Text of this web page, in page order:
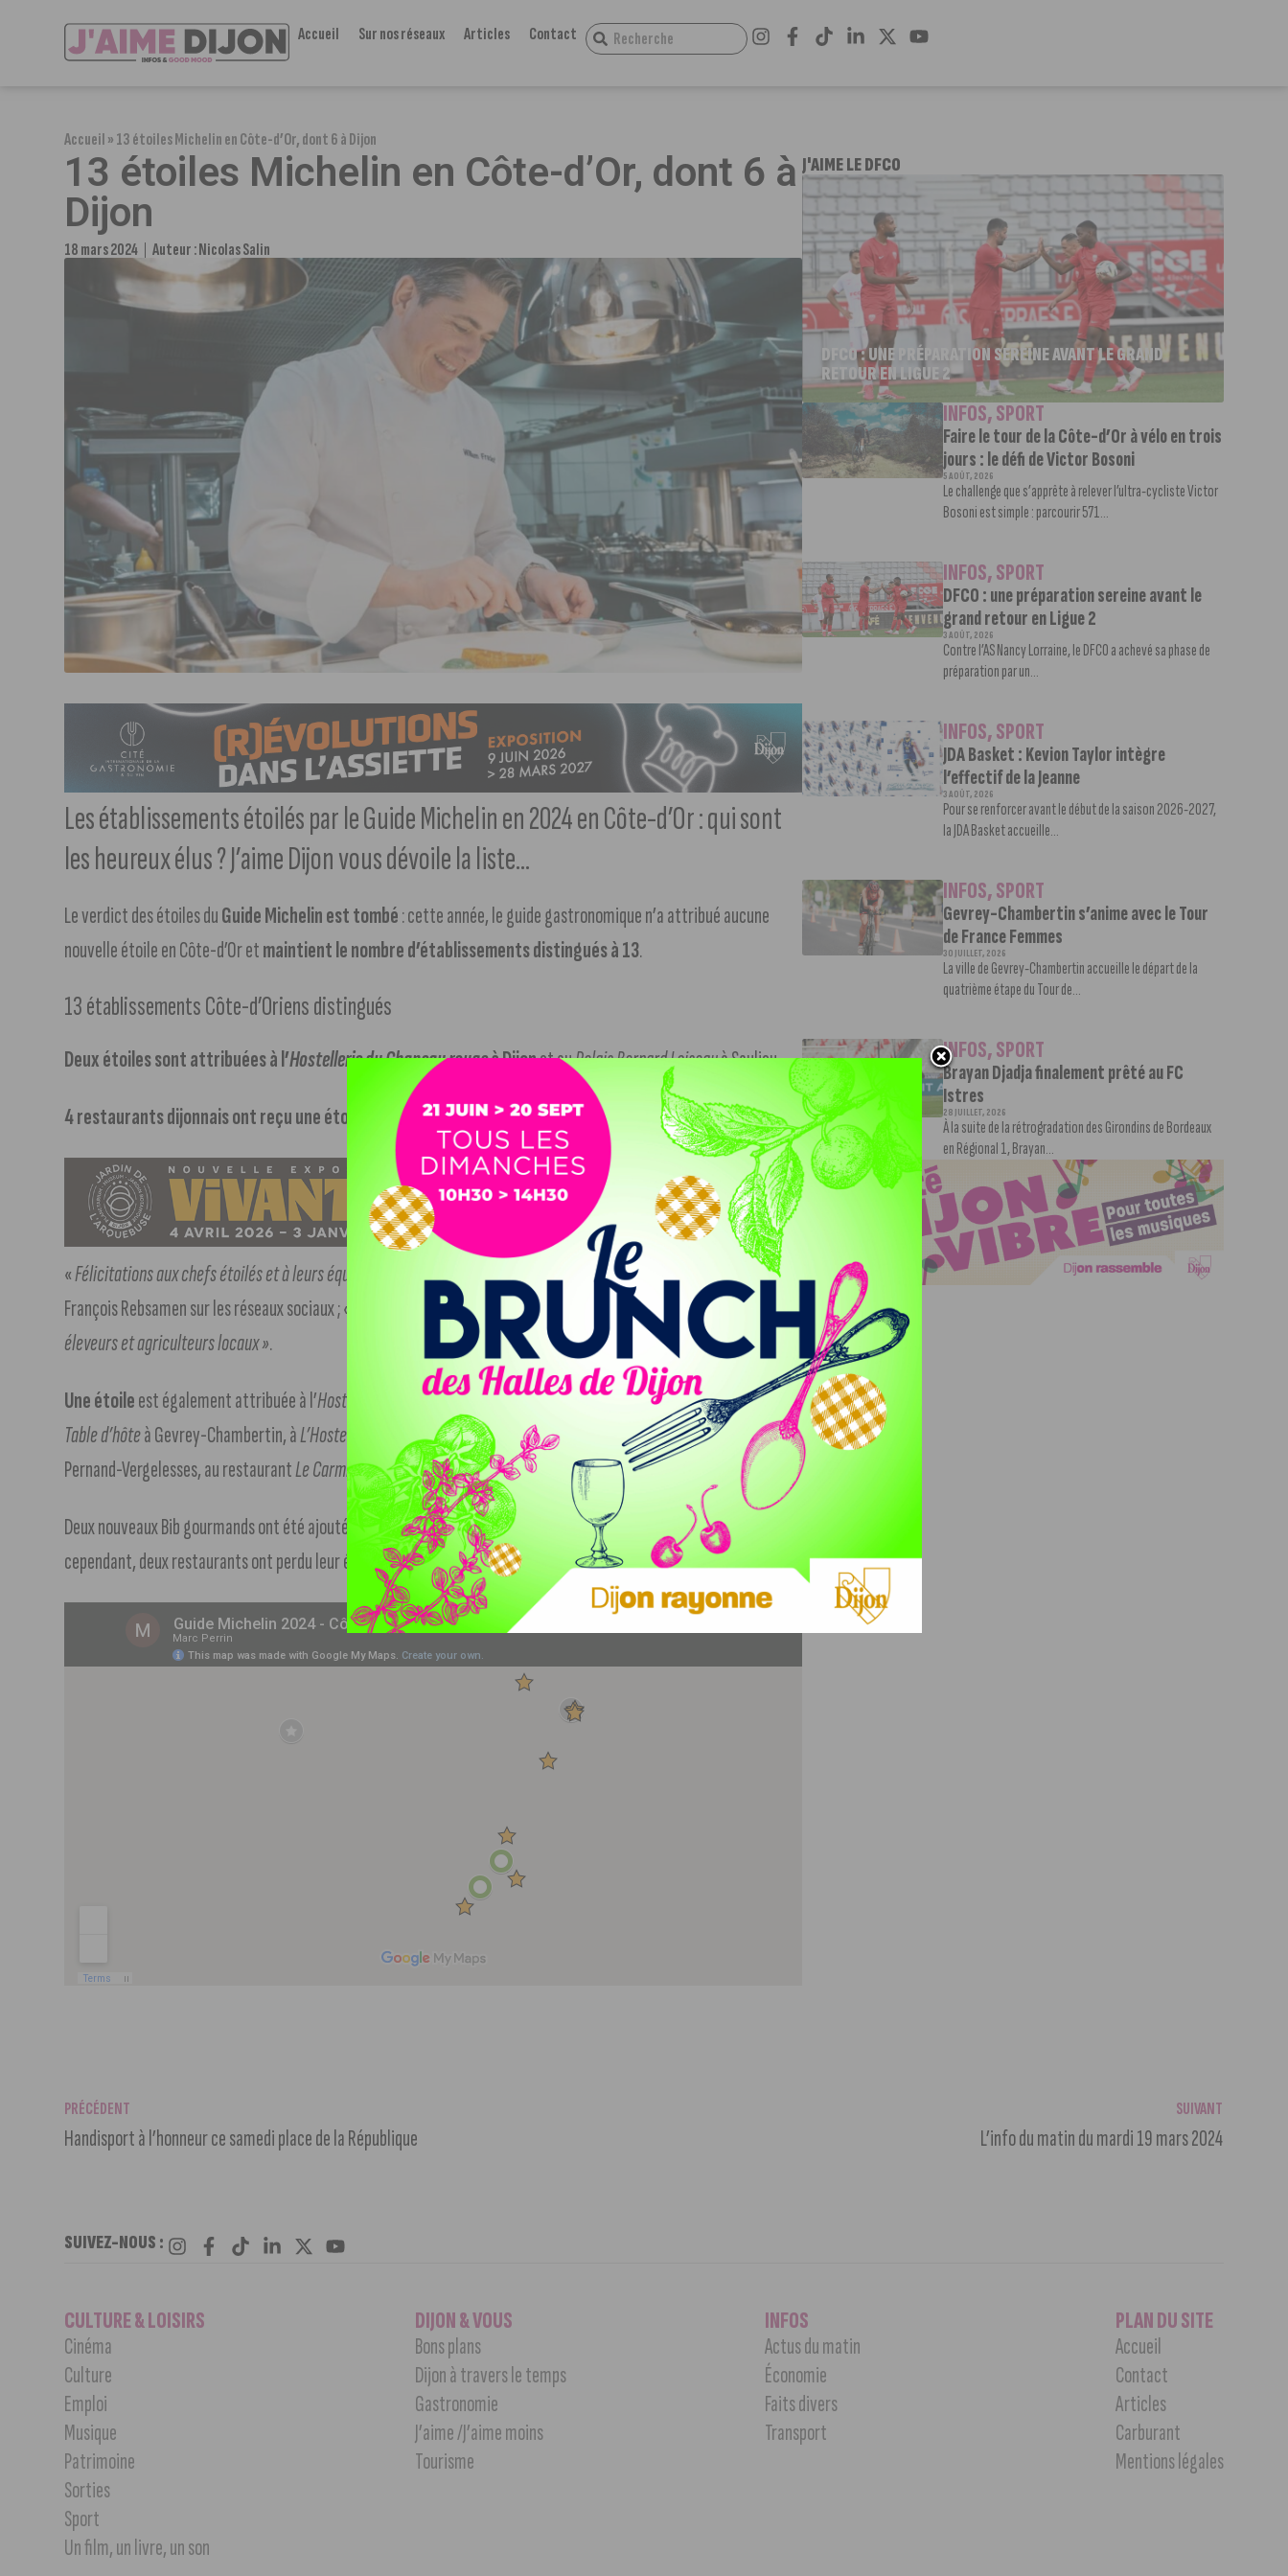
Accueil Sur nos réseaux Articles Contact
Accueil»13 étoiles Michelin en Côte-d’Or, dont 6 à Dijon
13 étoiles Michelin en Côte-d’Or, dont 6 à
Dijon
18 mars 2024 Auteur :Nicolas Salin
Les établissements étoilés par le Guide Michelin en 2024 en Côte-d’Or : qui sont
les heureux élus ? J’aime Dijon vous dévoile la liste…
Le verdict des étoiles duGuide Michelin est tombé: cette année, le guide gastronomique n’a attribué aucune
nouvelle étoile en Côte-d’Or etmaintient le nombre d’établissements distingués à 13.
13 établissements Côte-d’Oriens distingués
Deux étoiles sont attribuées à l’Hostellerie du Chapeau rougeà Dijonet auRelais Bernard Loiseauà Saulieu.
4 restaurants dijonnais ont reçu une étoile : les restaurantsCibo, L’Aspérule,Loiseau des DucsetOrigine.
«Félicitations aux chefs étoilés et à leurs équipes qui font rayonner notre ville« , a commenté le maire de Dijon
François Rebsamen sur les réseaux sociaux ; «
À travers nos chefs, c’est aussi une reconnaissance du travail de nos
éleveurs et agriculteurs locaux ».
Une étoileest également attribuée à l’Hostellerie Cèdre & Spaà Beaune, àl’Auberge de la Charmeà Prenois, àLa
Table d’hôteà Gevrey-Chambertin, àL’Hostellerie de Levernoisà Levernois, au restaurantLe Charlemagne
Pernand-Vergelesses, au restaurantLe Carminà Beaune et le restaurantEd. Em à Chassagne-Montrachet.
Deux nouveaux Bib gourmands ont été ajoutés : le bistrotLa Cueilletteà Meursault et la Table du Squareà Beaune ;
cependant, deux restaurants ont perdu leur étoile.
J'AIME LE DFCO
DFCO : UNE PRÉPARATION SEREINE AVANT LE GRAND
RETOUR EN LIGUE 2
INFOS,SPORT
Faire le tour de la Côte-d’Or à vélo en trois
jours : le défi de Victor Bosoni
5 AOÛT, 2026
Le challenge que s’apprête à relever l’ultra-cycliste Victor
Bosoni est simple : parcourir 571...
INFOS,SPORT
DFCO : une préparation sereine avant le
grand retour en Ligue 2
3 AOÛT, 2026
Contre l’AS Nancy Lorraine, le DFCO a achevé sa phase de
préparation par un...
INFOS,SPORT
JDA Basket : Kevion Taylor intègre
l’effectif de la Jeanne
3 AOÛT, 2026
Pour se renforcer avant le début de la saison 2026-2027,
la JDA Basket accueille...
INFOS,SPORT
Gevrey-Chambertin s’anime avec le Tour
de France Femmes
30 JUILLET, 2026
La ville de Gevrey-Chambertin accueille le départ de la
quatrième étape du Tour de...
INFOS,SPORT
Brayan Djadja finalement prêté au FC
Istres
28 JUILLET, 2026
À la suite de la rétrogradation des Girondins de Bordeaux
en Régional 1, Brayan...
PRÉCÉDENT
Handisport à l’honneur ce samedi place de la République
SUIVANT
L’info du matin du mardi 19 mars 2024
SUIVEZ-NOUS :
CULTURE & LOISIRS
Cinéma
Culture
Emploi
Musique
Patrimoine
Sorties
Sport
Un film, un livre, un son
DIJON & VOUS
Bons plans
Dijon à travers le temps
Gastronomie
J’aime /J’aime moins
Tourisme
INFOS
Actus du matin
Économie
Faits divers
Transport
PLAN DU SITE
Accueil
Contact
Articles
Carburant
Mentions légales